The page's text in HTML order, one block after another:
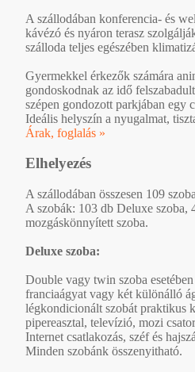
A szállodában konferencia- és
kávézó és nyáron terasz
szálloda teljes egészében
Gyermekkel érkezők számára
gondoskodnak az idő
szépen gondozott parkjában egy
Ideális helyszín a nyugalmat,
Árak, foglalás »
Elhelyezés
A szállodában összesen 109
A szobák: 103 db Deluxe szoba,
mozgáskönnyített szoba.
Deluxe szoba:
Double vagy twin szoba
franciaágyat vagy két különálló
légkondicionált szobát praktikus
pipereasztal, televízió, mozi
Internet csatlakozás, széf és
Minden szobánk összenyitható.